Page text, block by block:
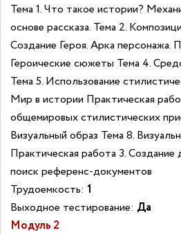
Тема 1. Что такое истории?
основе рассказа. Тема 2.
Создание Героя. Арка персонажа.
Героические сюжеты Тема 4.
Тема 5. Использование
Мир в истории Практическая
общемировых стилистических
Визуальный образ Тема 8.
Практическая работа 3. Создание
поиск референс-документов
Трудоемкость: 1
Выходное тестирование: Да
Модуль 2